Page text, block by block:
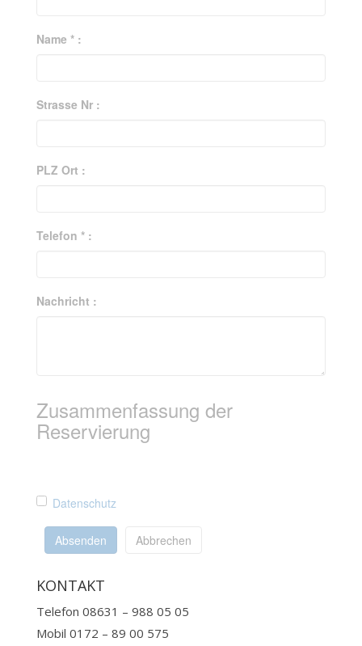
Name * :
Strasse Nr :
PLZ Ort :
Telefon * :
Nachricht :
Zusammenfassung der
Reservierung
Datenschutz
Absenden Abbrechen
KONTAKT
Telefon 08631 – 988 05 05
Mobil 0172 – 89 00 575